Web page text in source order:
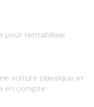
pour rentabiliser
voiture classique et
en compte :